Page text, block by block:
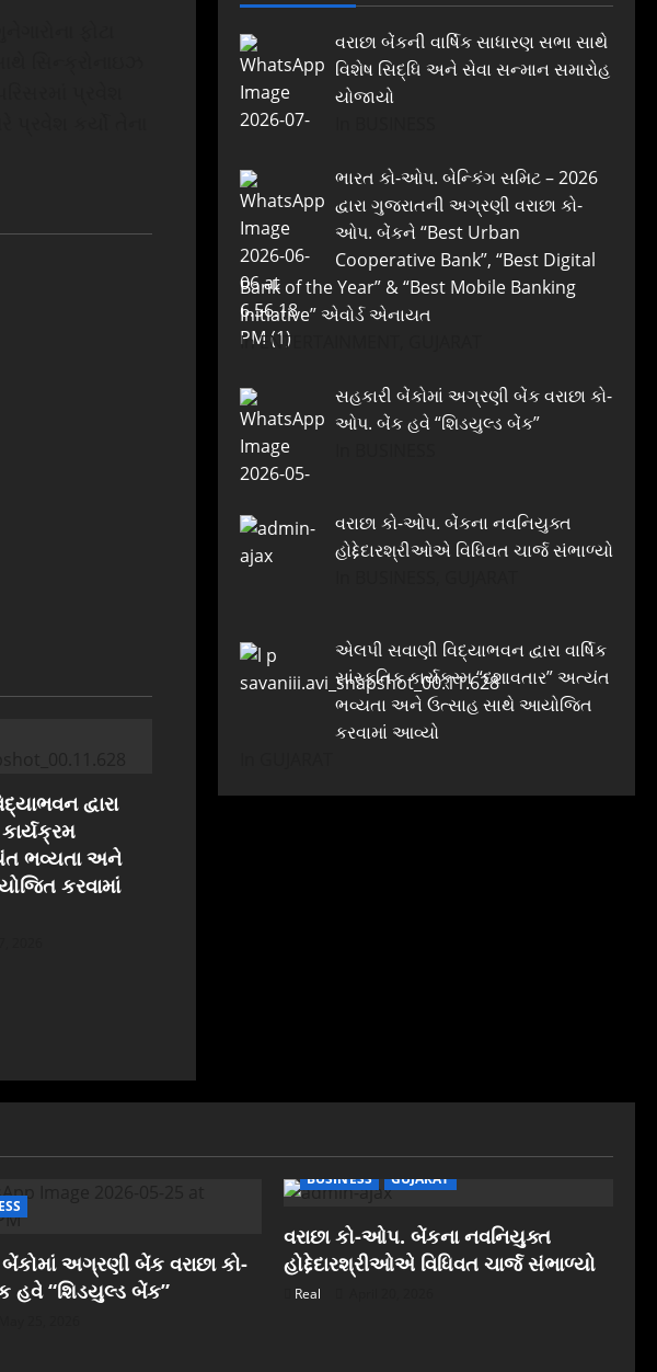
દ્વારા
ભવ્યતા અને
કરવામાં
વરાછા બેંકની વાર્ષિક સાધારણ સભા સાથે
વિશેષ સિદ્ધિ અને સેવા સન્માન સમારોહ
યોજાયો
ભારત કો-ઓપ. બેન્કિંગ સમિટ – 2026
દ્વારા ગુજરાતની અગ્રણી વરાછા કો-
ઓપ. બેંકને “Best Urban
Cooperative Bank”, “Best Digital
Bank of the Year” & “Best Mobile Banking
Initiative” એવોર્ડ એનાયત
In ENTERTAINMENT, GUJARAT
સહકારી બેંકોમાં અગ્રણી બેંક વરાછા કો-
ઓપ. બેંક હવે “શિડયુલ્ડ બેંક”
વરાછા કો-ઓપ. બેંકના નવનિયુક્ત
હોદ્દેદારશ્રીઓએ વિધિવત ચાર્જ સંભાળ્યો
એલપી સવાણી વિદ્યાભવન દ્વારા વાર્ષિક
સાંસ્કૃતિક કાર્યક્રમ “દશાવતાર” અત્યંત
ભવ્યતા અને ઉત્સાહ સાથે આયોજિત
કરવામાં આવ્યો
અગ્રણી બેંક વરાછા કો-
“શિડયુલ્ડ બેંક”
BUSINESS GUJARAT
વરાછા કો-ઓપ. બેંકના નવનિયુક્ત
હોદ્દેદારશ્રીઓએ વિધિવત ચાર્જ સંભાળ્યો
Real